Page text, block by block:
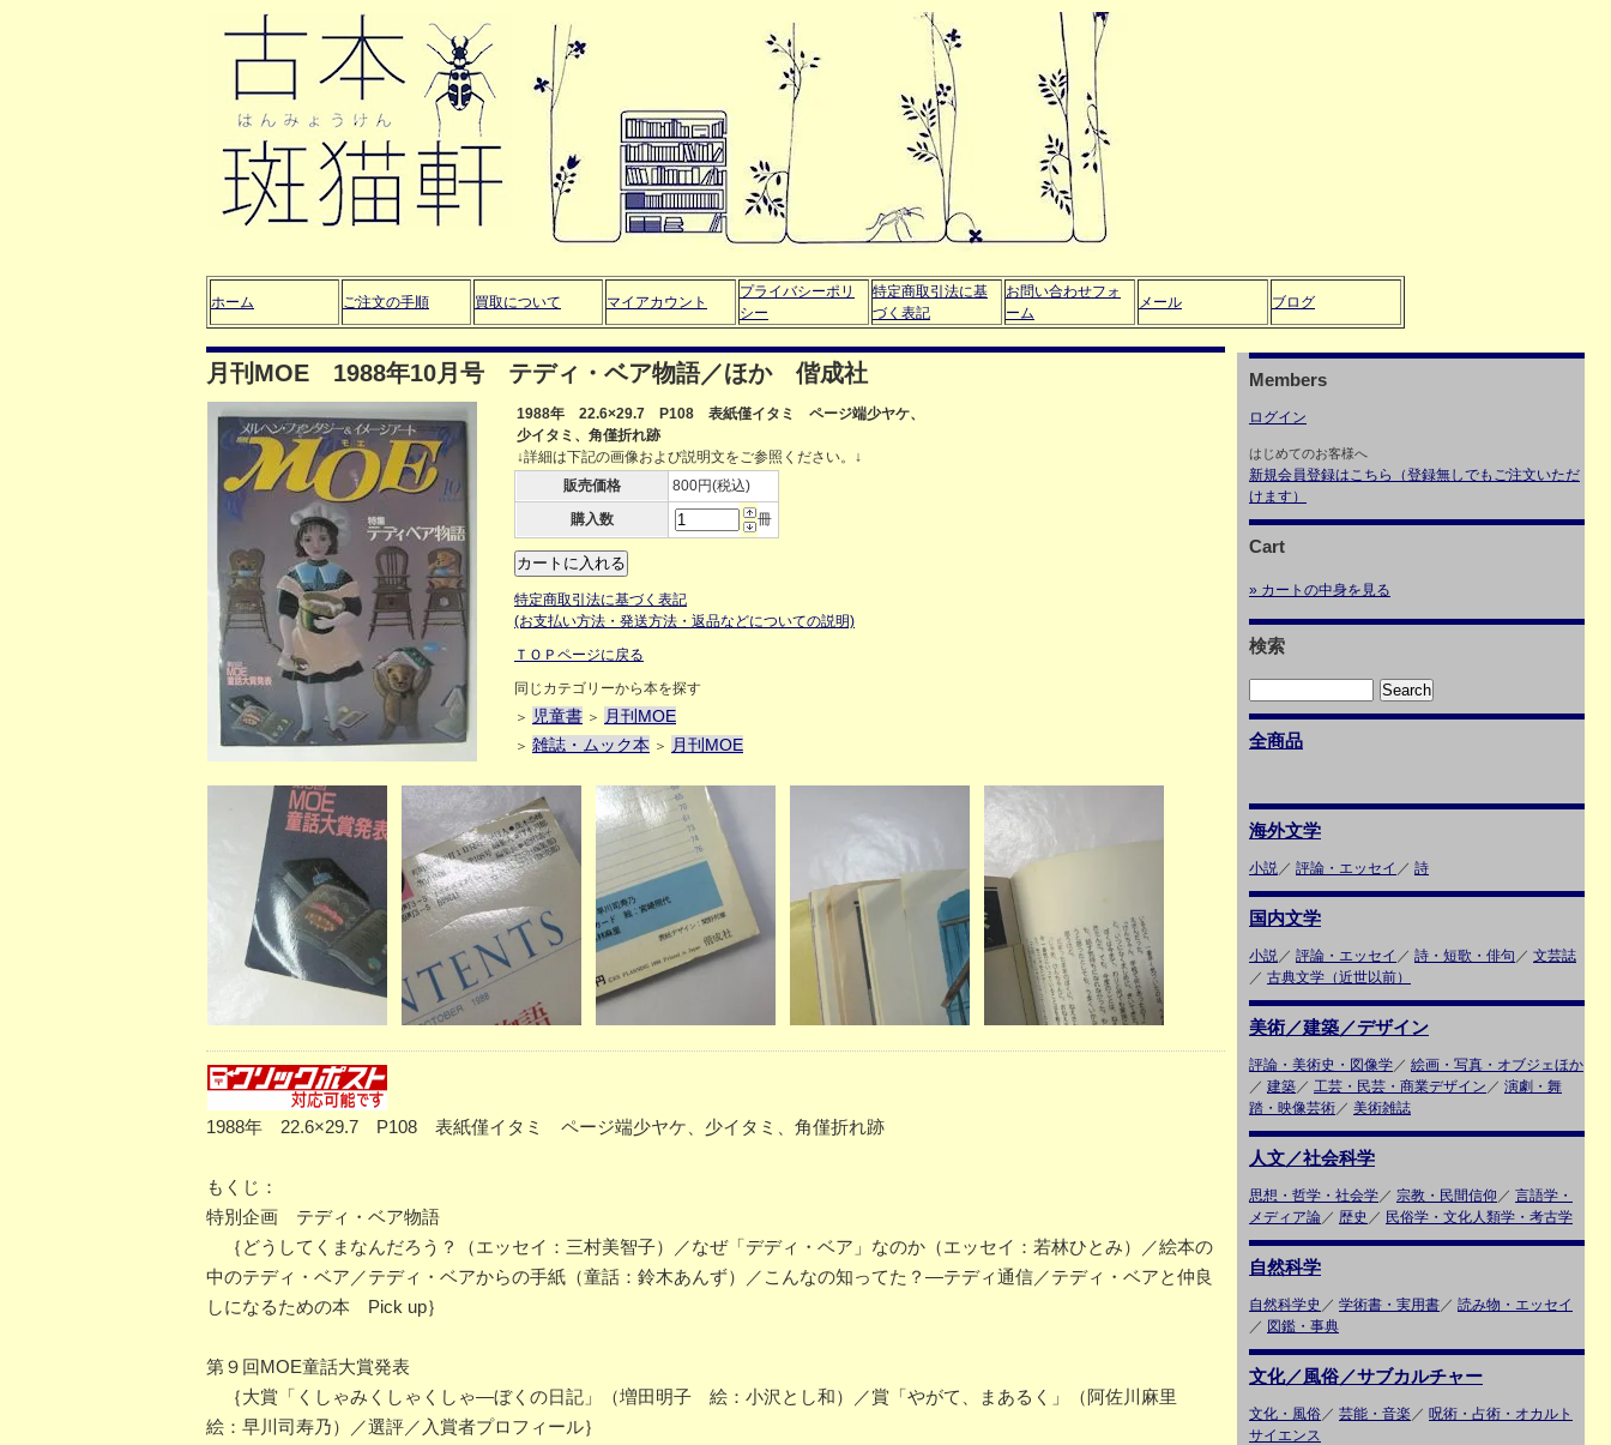
ホーム ご注文の手順 買取について マイアカウント
プライバシーポリ
シー
特定商取引法に基
づく表記
お問い合わせフォ
ーム
メール ブログ
月刊MOE 1988年10月号 テディ・ベア物語／ほか 偕成社
1988年 22.6×29.7 P108 表紙僅イタミ ページ端少ヤケ、
少イタミ、角僅折れ跡
↓詳細は下記の画像および説明文をご参照ください。↓
販売価格
800円(税込)
購入数
冊
特定商取引法に基づく表記
(お支払い方法・発送方法・返品などについての説明)
ＴＯＰページに戻る
同じカテゴリーから本を探す
＞ 児童書 ＞ 月刊MOE
＞ 雑誌・ムック本 ＞ 月刊MOE
1988年 22.6×29.7 P108 表紙僅イタミ ページ端少ヤケ、少イタミ、角僅折れ跡
もくじ：
特別企画 テディ・ベア物語
｛どうしてくまなんだろう？（エッセイ：三村美智子）／なぜ「デディ・ベア」なのか（エッセイ：若林ひとみ）／絵本の
中のテディ・ベア／テディ・ベアからの手紙（童話：鈴木あんず）／こんなの知ってた？―テディ通信／テディ・ベアと仲良
しになるための本 Pick up｝
第９回MOE童話大賞発表
｛大賞「くしゃみくしゃくしゃ―ぼくの日記」（増田明子 絵：小沢とし和）／賞「やがて、まあるく」（阿佐川麻里
絵：早川司寿乃）／選評／入賞者プロフィール｝
Members
ログイン
はじめてのお客様へ
新規会員登録はこちら（登録無しでもご注文いただ
けます）
Cart
» カートの中身を見る
検索
全商品
海外文学
小説／ 評論・エッセイ ／ 詩
国内文学
小説／ 評論・エッセイ ／ 詩・短歌・俳句 ／ 文芸誌
／ 古典文学（近世以前）
美術／建築／デザイン
評論・美術史・図像学／ 絵画・写真・オブジェほか
／ 建築／ 工芸・民芸・商業デザイン ／ 演劇・舞
踏・映像芸術／ 美術雑誌
人文／社会科学
思想・哲学・社会学／ 宗教・民間信仰 ／ 言語学・
メディア論／ 歴史 ／ 民俗学・文化人類学・考古学
自然科学
自然科学史 ／ 学術書・実用書／ 読み物・エッセイ
／ 図鑑・事典
文化／風俗／サブカルチャー
文化・風俗／ 芸能・音楽 ／ 呪術・占術・オカルト
サイエンス